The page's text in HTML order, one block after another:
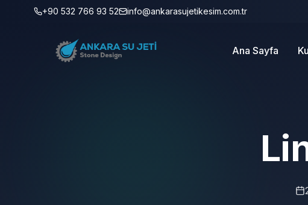
+90 532 766 93 52 info@ankarasujetikesim.com.tr
Ana Sayfa